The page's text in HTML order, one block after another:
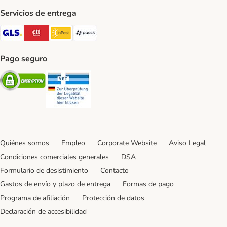
Servicios de entrega
GLS Shipping Method
CTTExpress Shipping Method
InPost Shipping Method
paack Shipping Method
Pago seguro
Security
Quiénes somos Empleo Corporate Website
Aviso Legal
Condiciones comerciales generales
DSA
Formulario de desistimiento
Contacto
Gastos de envío y plazo de entrega
Formas de pago
Programa de afiliación
Protección de datos
Declaración de accesibilidad